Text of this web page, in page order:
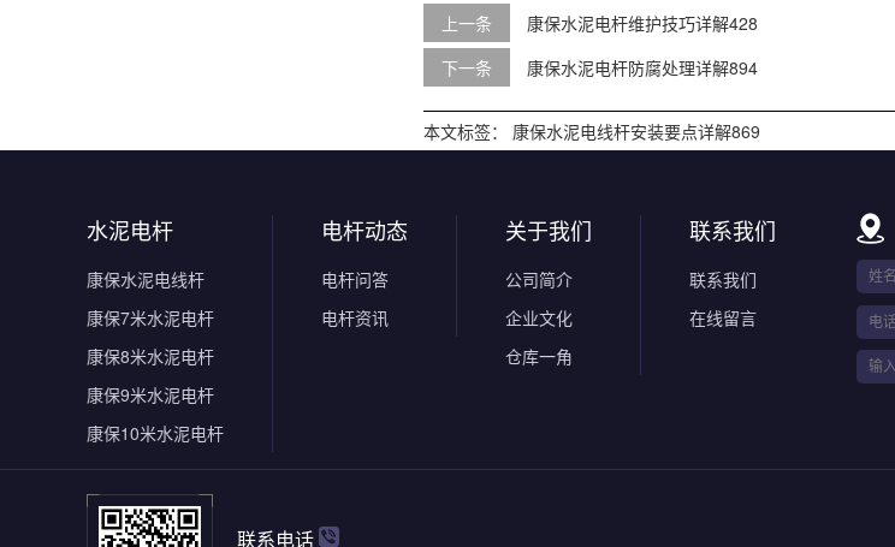
上一条
康保水泥电杆维护技巧详解428
下一条
康保水泥电杆防腐处理详解894
本文标签： 康保水泥电线杆安装要点详解869
水泥电杆
康保水泥电线杆
康保7米水泥电杆
康保8米水泥电杆
康保9米水泥电杆
康保10米水泥电杆
电杆动态
电杆问答
电杆资讯
关于我们
公司简介
企业文化
仓库一角
联系我们
联系我们
在线留言
联系电话